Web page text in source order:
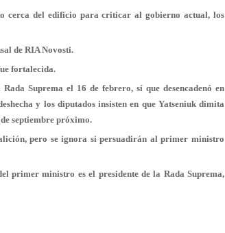
cerca del edificio para criticar al gobierno actual, los
de RIA Novosti.
fortalecida.
Suprema el 16 de febrero, sí que desencadenó en
y los diputados insisten en que Yatseniuk dimita
septiembre próximo.
pero se ignora si persuadirán al primer ministro
primer ministro es el presidente de la Rada Suprema,